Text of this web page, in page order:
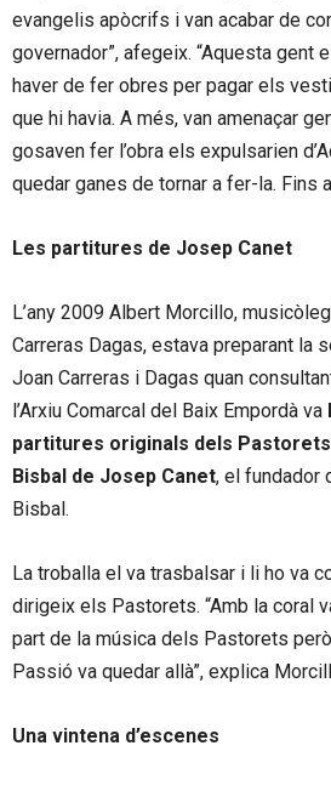
evangelis apòcrifs i van acabar de
governador”, afegeix. “Aquesta gent
haver de fer obres per pagar els
que hi havia. A més, van amenaçar
gosaven fer l’obra els expulsarien
quedar ganes de tornar a fer-la. Fins
Les partitures de Josep Canet
L’any 2009 Albert Morcillo,
Carreras Dagas, estava preparant la
Joan Carreras i Dagas quan
l’Arxiu Comarcal del Baix Empordà va
partitures originals dels Pastorets
Bisbal de Josep Canet, el fundador
Bisbal.
La troballa el va trasbalsar i li ho va
dirigeix els Pastorets. “Amb la coral
part de la música dels Pastorets
Passió va quedar allà”, explica
Una vintena d’escenes